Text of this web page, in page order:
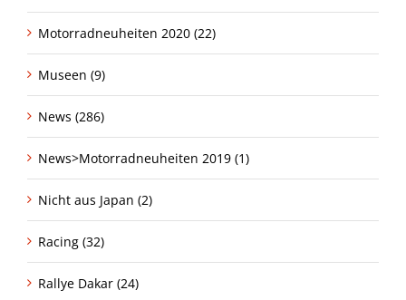
Motorradneuheiten 2020 (22)
Museen (9)
News (286)
News>Motorradneuheiten 2019 (1)
Nicht aus Japan (2)
Racing (32)
Rallye Dakar (24)